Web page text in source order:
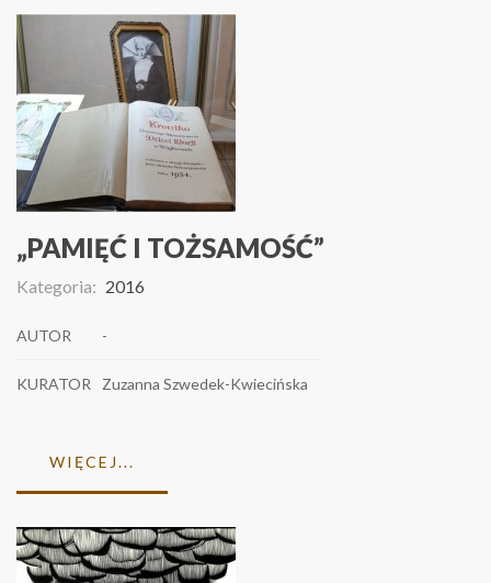
„PAMIĘĆ I TOŻSAMOŚĆ”
Kategoria: 2016
AUTOR -
KURATOR Zuzanna Szwedek-Kwiecińska
WIĘCEJ...